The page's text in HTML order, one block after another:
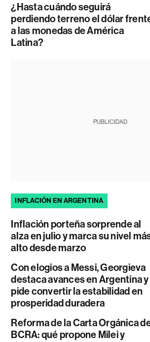
¿Hasta cuándo seguirá
perdiendo terreno el dólar
a las monedas de América
Latina?
PUBLICIDAD
INFLACIÓN EN ARGENTINA
Inflación porteña sorprende al
alza en julio y marca su nivel
alto desde marzo
Con elogios a Messi, Georgieva
destaca avances en Argentina y
pide convertir la estabilidad en
prosperidad duradera
Reforma de la Carta Orgánica
BCRA: qué propone Milei y